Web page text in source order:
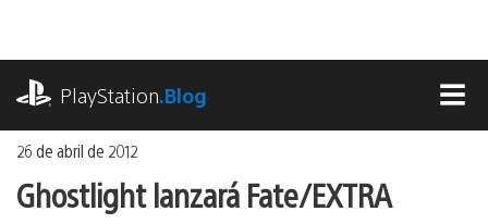
contenido
PlayStation.Blog
26 de abril de 2012
Ghostlight lanzará Fate/EXTRA